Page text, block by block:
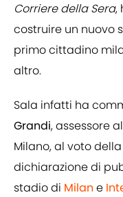
Corriere della Sera,
costruire un nuovo
primo cittadino
altro.
Sala infatti ha
Grandi, assessore
Milano, al voto
dichiarazione di
stadio di Milan e